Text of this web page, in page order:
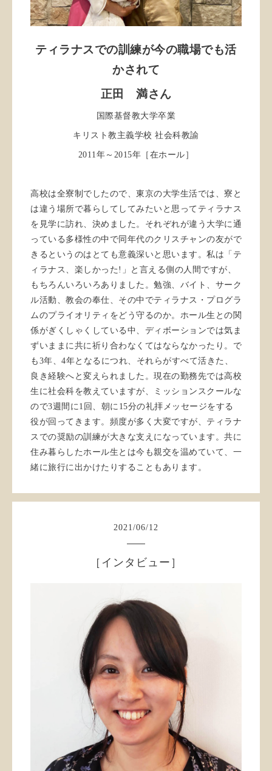
ティラナスでの訓練が今の職場でも活
かされて
正田 満さん
国際基督教大学卒業
キリスト教主義学校 社会科教諭
2011年～2015年［在ホール］
高校は全寮制でしたので、東京の大学生活では、寮と
は違う場所で暮らしてしてみたいと思ってティラナス
を見学に訪れ、決めました。それぞれが違う大学に通
っている多様性の中で同年代のクリスチャンの友がで
きるというのはとても意義深いと思います。私は「テ
ィラナス、楽しかった!」と言える側の人間ですが、
もちろんいろいろありました。勉強、バイト、サーク
ル活動、教会の奉仕、その中でティラナス・プログラ
ムのプライオリティをどう守るのか。ホール生との関
係がぎくしゃくしている中、ディボーションでは気ま
ずいままに共に祈り合わなくてはならなかったり。で
も3年、4年となるにつれ、それらがすべて活きた、
良き経験へと変えられました。現在の勤務先では高校
生に社会科を教えていますが、ミッションスクールな
ので3週間に1回、朝に15分の礼拝メッセージをする
役が回ってきます。頻度が多く大変ですが、ティラナ
スでの奨励の訓練が大きな支えになっています。共に
住み暮らしたホール生とは今も親交を温めていて、一
緒に旅行に出かけたりすることもあります。
2021/06/12
［インタビュー］